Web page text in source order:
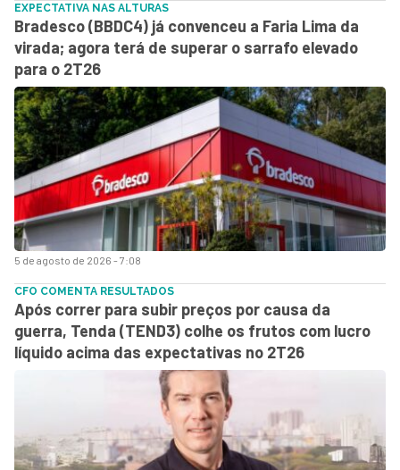
5 de agosto de 2026 - 7:08
EXPECTATIVA NAS ALTURAS
Bradesco (BBDC4) já convenceu a Faria Lima da
virada; agora terá de superar o sarrafo elevado
para o 2T26
CFO COMENTA RESULTADOS
Após correr para subir preços por causa da
guerra, Tenda (TEND3) colhe os frutos com lucro
líquido acima das expectativas no 2T26